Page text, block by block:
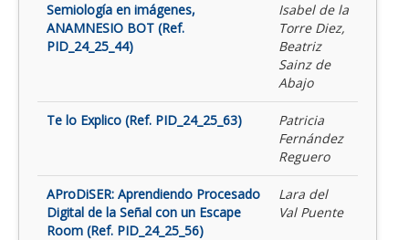
Semiología en imágenes,
ANAMNESIO BOT (Ref.
PID_24_25_44)
Isabel de la
Torre Diez,
Beatriz
Sainz de
Abajo
Te lo Explico (Ref. PID_24_25_63)
Patricia
Fernández
Reguero
AProDiSER: Aprendiendo Procesado
Digital de la Señal con un Escape
Room (Ref. PID_24_25_56)
Lara del
Val Puente